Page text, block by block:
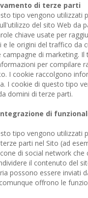
di terze parti
tipo vengono utilizzati
del sito Web da
chiave usate per
e le origini del traffico da
campagne di marketing. Il
per compilare
I cookie raccolgono
I cookie di questo tipo
domini di terze parti.
di
tipo vengono utilizzati
parti nel Sito (ad
di social network che
il contenuto del
possono essere inviati
offrono le